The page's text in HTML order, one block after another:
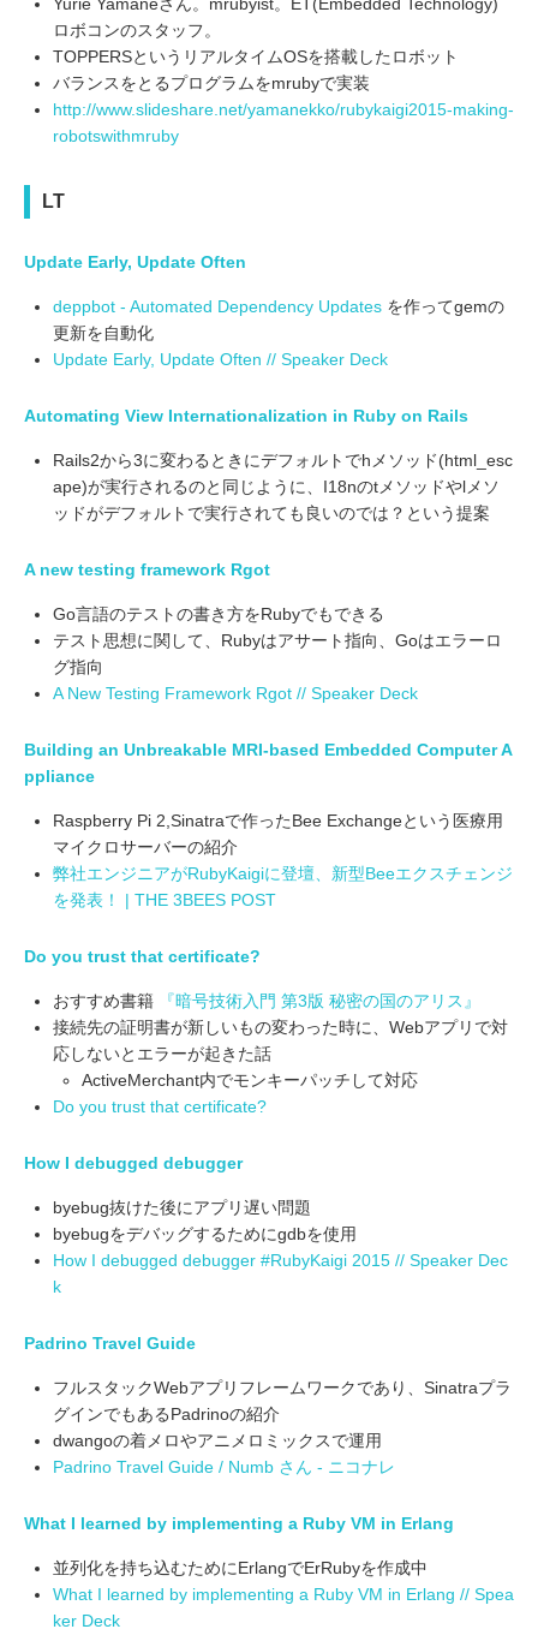
ロボコンのスタッフ。
TOPPERSというリアルタイムOSを搭載したロボット
バランスをとるプログラムをmrubyで実装
http://www.slideshare.net/yamanekko/rubykaigi2015-making-
robotswithmruby
LT
Update Early, Update Often
deppbot - Automated Dependency Updatesを作ってgemの
更新を自動化
Update Early, Update Often // Speaker Deck
Automating View Internationalization in Ruby on Rails
Rails2から3に変わるときにデフォルトでhメソッド(html_esc
ape)が実行されるのと同じように、I18nのtメソッドやlメソ
ッドがデフォルトで実行されても良いのでは？という提案
A new testing framework Rgot
Go言語のテストの書き方をRubyでもできる
テスト思想に関して、Rubyはアサート指向、Goはエラーロ
グ指向
A New Testing Framework Rgot // Speaker Deck
Building an Unbreakable MRI-based Embedded Computer A
ppliance
Raspberry Pi 2,Sinatraで作ったBee Exchangeという医療用
マイクロサーバーの紹介
弊社エンジニアがRubyKaigiに登壇、新型Beeエクスチェンジ
を発表！ | THE 3BEES POST
Do you trust that certificate?
おすすめ書籍
『暗号技術入門 第3版 秘密の国のアリス』
接続先の証明書が新しいもの変わった時に、Webアプリで対
応しないとエラーが起きた話
ActiveMerchant内でモンキーパッチして対応
Do you trust that certificate?
How I debugged debugger
byebug抜けた後にアプリ遅い問題
byebugをデバッグするためにgdbを使用
How I debugged debugger #RubyKaigi 2015 // Speaker Dec
k
Padrino Travel Guide
フルスタックWebアプリフレームワークであり、Sinatraプラ
グインでもあるPadrinoの紹介
dwangoの着メロやアニメロミックスで運用
Padrino Travel Guide / Numb さん - ニコナレ
What I learned by implementing a Ruby VM in Erlang
並列化を持ち込むためにErlangでErRubyを作成中
What I learned by implementing a Ruby VM in Erlang // Spea
ker Deck